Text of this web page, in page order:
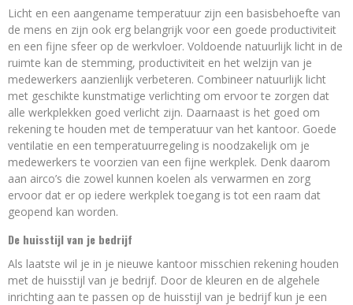
Licht en een aangename temperatuur zijn een basisbehoefte van
de mens en zijn ook erg belangrijk voor een goede productiviteit
en een fijne sfeer op de werkvloer. Voldoende natuurlijk licht in de
ruimte kan de stemming, productiviteit en het welzijn van je
medewerkers aanzienlijk verbeteren. Combineer natuurlijk licht
met geschikte kunstmatige verlichting om ervoor te zorgen dat
alle werkplekken goed verlicht zijn. Daarnaast is het goed om
rekening te houden met de temperatuur van het kantoor. Goede
ventilatie en een temperatuurregeling is noodzakelijk om je
medewerkers te voorzien van een fijne werkplek. Denk daarom
aan airco’s die zowel kunnen koelen als verwarmen en zorg
ervoor dat er op iedere werkplek toegang is tot een raam dat
geopend kan worden.
De huisstijl van je bedrijf
Als laatste wil je in je nieuwe kantoor misschien rekening houden
met de huisstijl van je bedrijf. Door de kleuren en de algehele
inrichting aan te passen op de huisstijl van je bedrijf kun je een